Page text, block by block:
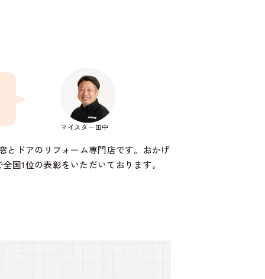
マイスター田中
とドアのリフォーム専門店です。おかげ
国1位の表彰をいただいております。